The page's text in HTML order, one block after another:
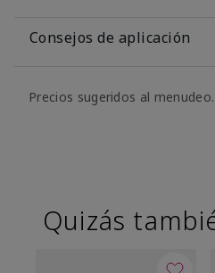
Consejos de aplicación
Precios sugeridos al menudeo.
Quizás